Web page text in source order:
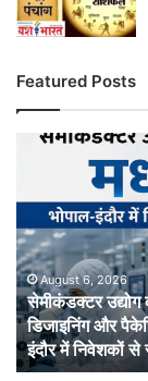
Featured Posts
सेमीकंडक्टर
ठिकाना
बनेगा
मध्यप्रदेश
चिप
से
लेकर
डिजाइनिंग
August 6, 2026
सेमीकंडक्टर
डिजाइनिंग और
इंदौर में निवेशकों से